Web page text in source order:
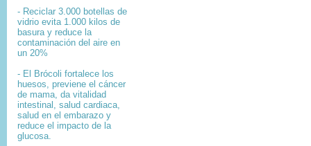
- Reciclar 3.000 botellas de
vidrio evita 1.000 kilos de
basura y reduce la
contaminación del aire en
un 20%
- El Brócoli fortalece los
huesos, previene el cáncer
de mama, da vitalidad
intestinal, salud cardiaca,
salud en el embarazo y
reduce el impacto de la
glucosa.